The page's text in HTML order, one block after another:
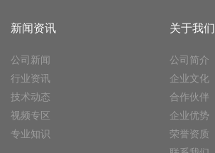
新闻资讯
公司新闻
行业资讯
技术动态
视频专区
专业知识
关于我们
公司简介
企业文化
合作伙伴
企业优势
荣誉资质